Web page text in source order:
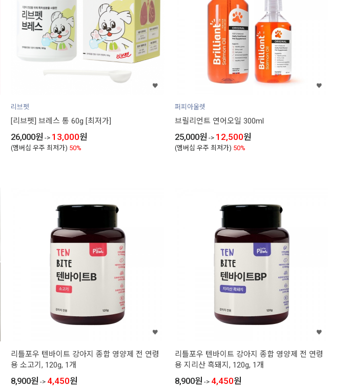
리브펫
[리브펫] 브레스 통 60g [최저가]
26,000원 -> 13,000원
(멤버십 우주 최저가) 50%
퍼피아울렛
브릴리언트 연어오일 300ml
25,000원 -> 12,500원
(멤버십 우주 최저가) 50%
리틀포우 텐바이트 강아지 종합 영양제 전 연령
용 소고기, 120g, 1개
8,900원 -> 4,450원
리틀포우 텐바이트 강아지 종합 영양제 전 연령
용 지리산 흑돼지, 120g, 1개
8,900원 -> 4,450원